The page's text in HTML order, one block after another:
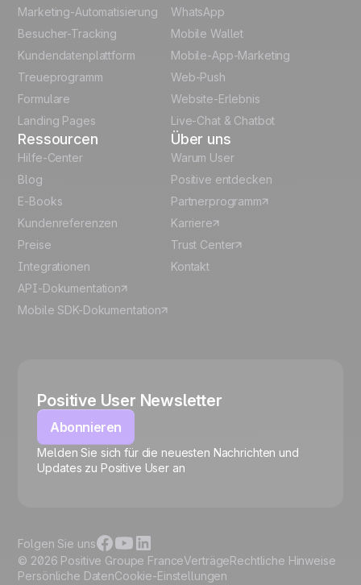
🍪
Cookies verwalten
Polish
Español
Marketing-Automatisierung
Besucher-Tracking
Kundendatenplattform
Treueprogramm
Formulare
Landing Pages
WhatsApp
Mobile Wallet
Mobile-App-Marketing
Web-Push
Website-Erlebnis
Live-Chat & Chatbot
Ressourcen
Hilfe-Center
Blog
E-Books
Kundenreferenzen
Preise
Integrationen
API-Dokumentation
Mobile SDK-Dokumentation
Über uns
Warum User
Positive entdecken
Partnerprogramm
Karriere
Trust Center
Kontakt
Positive User Newsletter
Abonnieren
Melden Sie sich für die neuesten Nachrichten und
Updates zu Positive User an
© 2026 Positive Groupe FranceVerträgeRechtliche Hinweise
Persönliche DatenCookie-Einstellungen
Folgen Sie uns